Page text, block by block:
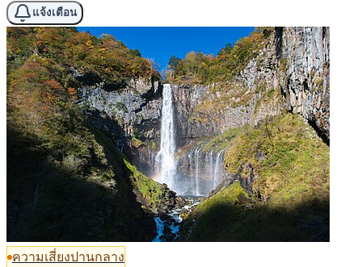
แจ้งเตือน
ความเสี่ยงปานกลาง